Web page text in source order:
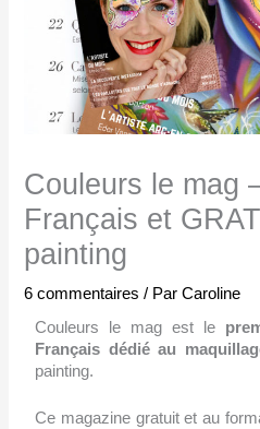
Couleurs le mag
Français et
painting
6 commentaires / ParCaroline
Couleurs le mag est le
Français dédié au
painting.
Ce magazine gratuit et au